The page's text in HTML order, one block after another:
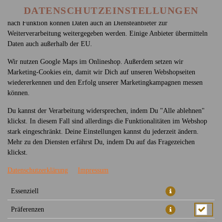
17 - SATE SPIESSE (3 STÜCK)
DATENSCHUTZEINSTELLUNGEN
damit bei Deinem Besuch unseres Webshops auch alles funktioniert. Je
nach Funktion können Daten auch an Diensteanbieter zur
Weiterverarbeitung weitergegeben werden. Einige Anbieter übermitteln
Daten auch außerhalb der EU.
Wir nutzen Google Maps im Onlineshop. Außerdem setzen wir
Marketing-Cookies ein, damit wir Dich auf unseren Webshopseiten
wiedererkennen und den Erfolg unserer Marketingkampagnen messen
können.
Du kannst der Verarbeitung widersprechen, indem Du "Alle ablehnen"
klickst. In diesem Fall sind allerdings die Funktionalitäten im Webshop
stark eingeschränkt. Deine Einstellungen kannst du jederzeit ändern.
Mehr zu den Diensten erfährst Du, indem Du auf das Fragezeichen
klickst.
Datenschutzerklärung Impressum
Essenziell
Präferenzen